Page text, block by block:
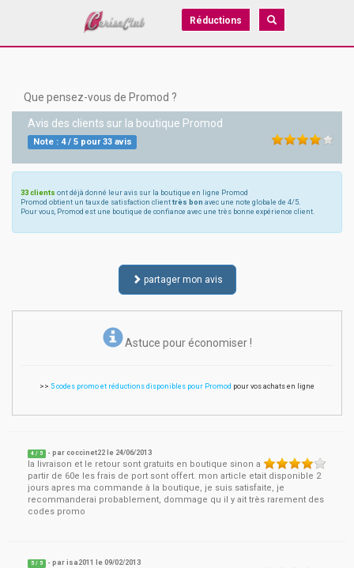
Réductions
Que pensez-vous de Promod ?
Avis des clients sur la boutique Promod
Note : 4/ 5pour33avis
33 clients ont déjà donné leur avis sur la boutique en ligne Promod
Promod obtient un taux de satisfaction client très bon avec une note globale de 4/5.
Pour vous, Promod est une boutique de confiance avec une très bonne expérience client.
partager mon avis
Astuce pour économiser !
>> 5 codes promo et réductions disponibles pour Promod pour vos achats en ligne
4 / 5 - parcoccinet22 le 24/06/2013
la livraison et le retour sont gratuits en boutique sinon a
partir de 60e les frais de port sont offert. mon article etait disponible 2
jours apres ma commande à la boutique, je suis satisfaite, je
recommanderai probablement, dommage qu il y ait très rarement des
codes promo
5 / 5 - parisa2011 le09/02/2013